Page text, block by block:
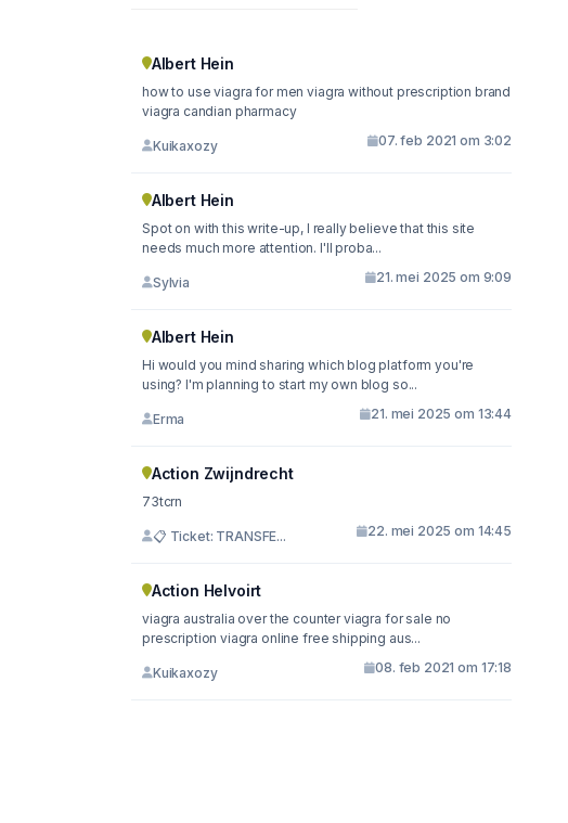
Albert Hein
how to use viagra for men viagra without prescription brand
viagra candian pharmacy
Kuikaxozy 07. feb 2021 om 3:02
Albert Hein
Spot on with this write-up, I really believe that this site
needs much more attention. I'll proba...
Sylvia 21. mei 2025 om 9:09
Albert Hein
Hi would you mind sharing which blog platform you're
using? I'm planning to start my own blog so...
Erma 21. mei 2025 om 13:44
Action Zwijndrecht
73tcrn
📋 Ticket: TRANSFE... 22. mei 2025 om 14:45
Action Helvoirt
viagra australia over the counter viagra for sale no
prescription viagra online free shipping aus...
Kuikaxozy 08. feb 2021 om 17:18